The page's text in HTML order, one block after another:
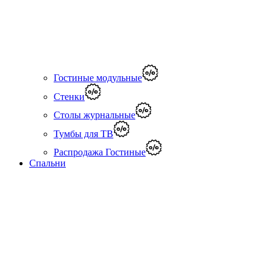
Гостиные модульные
Стенки
Столы журнальные
Тумбы для ТВ
Распродажа Гостиные
Спальни